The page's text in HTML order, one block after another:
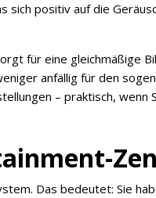
positiv auf die
für eine gleichmäßige
anfällig für den
– praktisch, wenn
Das bedeutet: Sie